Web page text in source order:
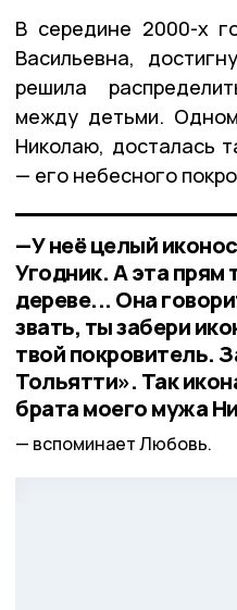
В середине 2000-х
Васильевна,
решила
между детьми.
Николаю, досталась
— его небесного
—У неё целый
Угодник. А эта прям
дереве... Она
звать, ты забери
твой покровитель.
Тольятти». Так
брата моего мужа
вспоминает Любовь.